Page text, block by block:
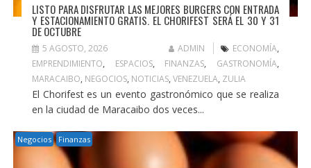
LISTO PARA DISFRUTAR LAS MEJORES BURGERS CON ENTRADA
Y ESTACIONAMIENTO GRATIS. EL CHORIFEST SERÁ EL 30 Y 31
DE OCTUBRE
5 AGOSTO, 2026 ADMIN ECONOMÍA,
EMPRENDIMIENTO, ESPACIOS, FINANZAS, GASTRONOMÍA,
MARACAIBO, NEGOCIOS, NOTICIAS, VENEZUELA, ZULIA
El Chorifest es un evento gastronómico que se realiza
en la ciudad de Maracaibo dos veces...
Negocios Finanzas